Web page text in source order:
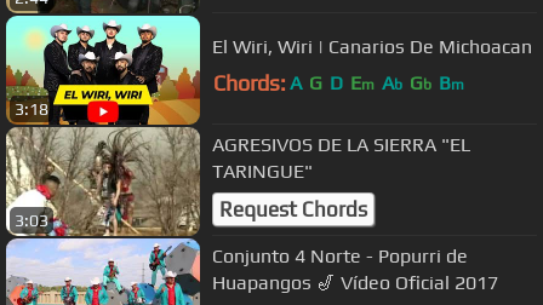
3:18
El Wiri, Wiri | Canarios De Michoacan
Chords: A G D Em Ab Gb Bm
3:03
AGRESIVOS DE LA SIERRA "EL
TARINGUE"
Request Chords
Conjunto 4 Norte - Popurri de
Huapangos 🎷 Vídeo Oficial 2017